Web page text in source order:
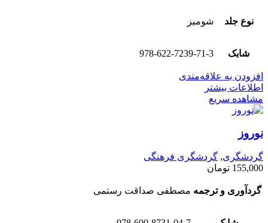
نوع جلد شومیز
شابک 978-622-7239-71-3
افزودن به علاقه‌مندی
اطلاعات بیشتر
مشاهده سریع
نوروز
گردشگری, گردشگری فرهنگی
155,000 تومان
گردآوری و ترجمه مصطفی صداقت رستمی